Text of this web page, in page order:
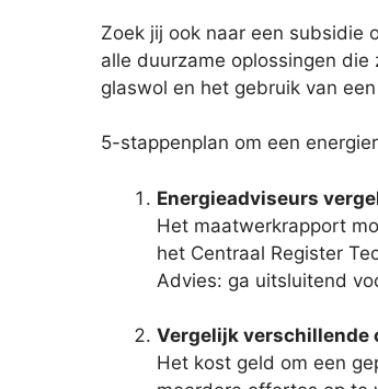
Zoek jij ook naar een subsidie
alle duurzame oplossingen
glaswol en het gebruik van
5-stappenplan om een
Energieadviseurs
Het maatwerkrapport
het Centraal Register
Advies: ga uitsluitend
Vergelijk verschillende
Het kost geld om een